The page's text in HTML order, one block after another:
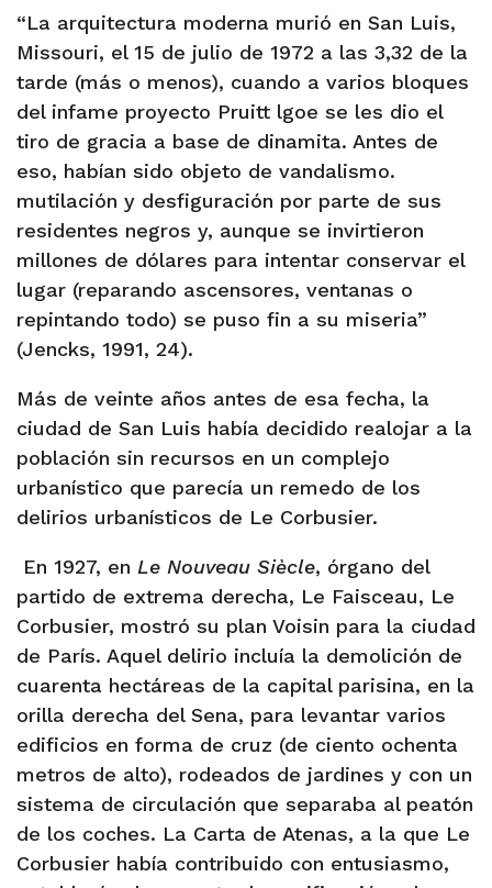
“La arquitectura moderna murió en San Luis,
Missouri, el 15 de julio de 1972 a las 3,32 de la
tarde (más o menos), cuando a varios bloques
del infame proyecto Pruitt lgoe se les dio el
tiro de gracia a base de dinamita. Antes de
eso, habían sido objeto de vandalismo.
mutilación y desfiguración por parte de sus
residentes negros y, aunque se invirtieron
millones de dólares para intentar conservar el
lugar (reparando ascensores, ventanas o
repintando todo) se puso fin a su miseria”
(Jencks, 1991, 24).
Más de veinte años antes de esa fecha, la
ciudad de San Luis había decidido realojar a la
población sin recursos en un complejo
urbanístico que parecía un remedo de los
delirios urbanísticos de Le Corbusier.
En 1927, en Le Nouveau Siècle, órgano del
partido de extrema derecha, Le Faisceau, Le
Corbusier, mostró su plan Voisin para la ciudad
de París. Aquel delirio incluía la demolición de
cuarenta hectáreas de la capital parisina, en la
orilla derecha del Sena, para levantar varios
edificios en forma de cruz (de ciento ochenta
metros de alto), rodeados de jardines y con un
sistema de circulación que separaba al peatón
de los coches. La Carta de Atenas, a la que Le
Corbusier había contribuido con entusiasmo,